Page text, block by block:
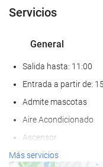
Servicios
General
Salida hasta: 11:00
Entrada a partir de:
Admite mascotas
Aire Acondicionado
Ascensor
Adaptado para
Más servicios